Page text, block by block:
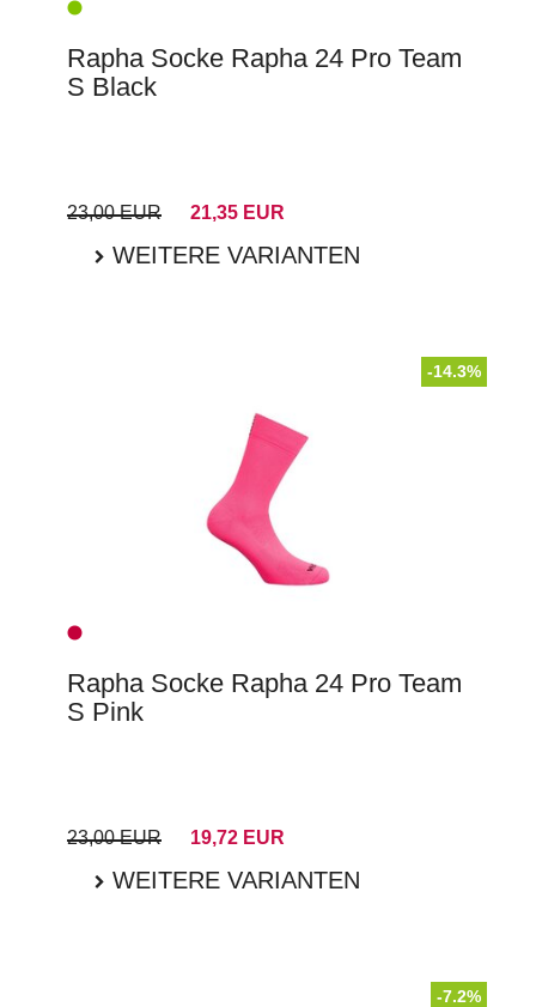
Rapha Socke Rapha 24 Pro Team
S Black
23,00 EUR 21,35 EUR
WEITERE VARIANTEN
-14.3%
Rapha Socke Rapha 24 Pro Team
S Pink
23,00 EUR 19,72 EUR
WEITERE VARIANTEN
-7.2%